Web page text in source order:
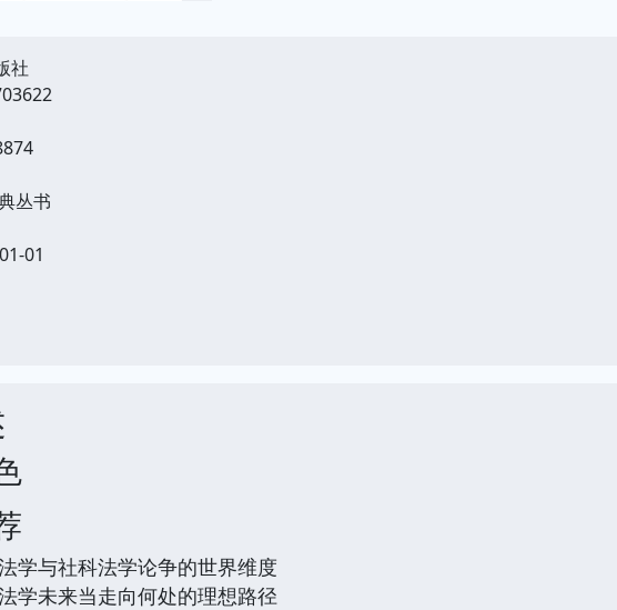
社
丛书
01
学与社科法学论争的世界维度
学未来当走向何处的理想路径